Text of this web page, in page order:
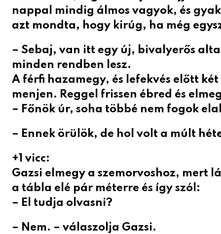
nappal mindig álmos vagyok, és
azt mondta, hogy kirúg, ha még
– Sebaj, van itt egy új, bivalyerős
minden rendben lesz.
A férfi hazamegy, és lefekvés előtt
menjen. Reggel frissen ébred és
– Főnök úr, soha többé nem fogok
– Ennek örülök, de hol volt a múlt
+1 vicc:
Gazsi elmegy a szemorvoshoz, mert
a tábla elé pár méterre és így szól:
– El tudja olvasni?
– Nem. – válaszolja Gazsi.